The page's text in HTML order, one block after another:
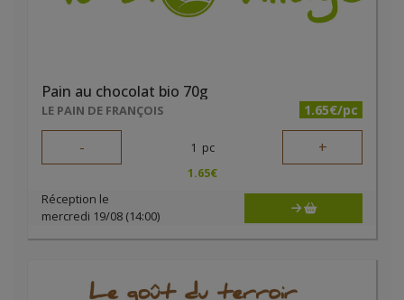
Pain au chocolat bio 70g
LE PAIN DE FRANÇOIS 1.65€/pc
- 1 pc +
1.65€
Réception le
mercredi 19/08 (14:00)